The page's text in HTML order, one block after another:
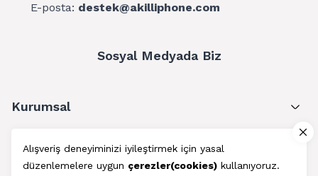
Alışveriş deneyiminizi iyileştirmek için yasal
düzenlemelere uygun çerezler(cookies) kullanıyoruz.
E-posta: destek@akilliphone.com
Sosyal Medyada Biz
Kurumsal
Müşteri Hizmetleri